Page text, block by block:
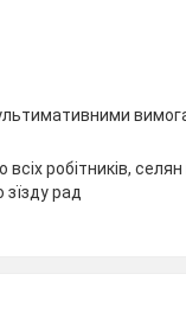
робітників, селян
зїзду рад